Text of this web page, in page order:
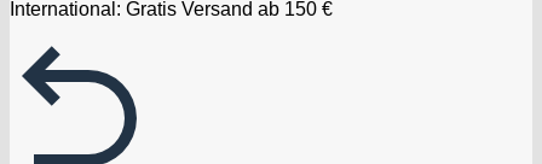
International: Gratis Versand ab 150 €